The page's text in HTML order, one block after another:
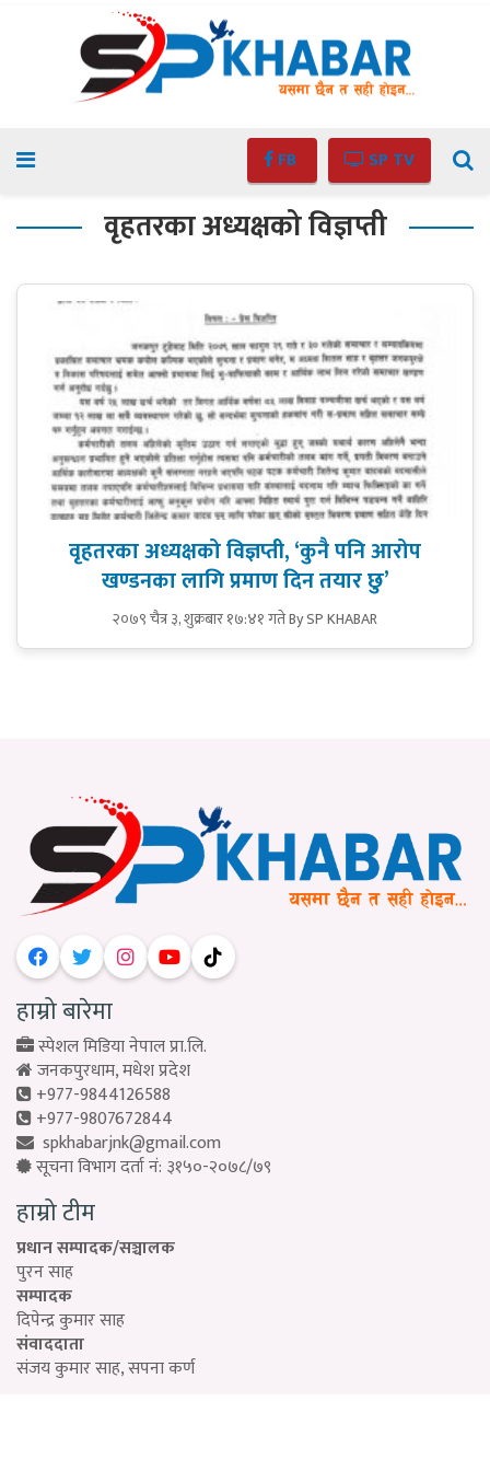
FB SP TV
वृहतरका अध्यक्षको विज्ञप्ती
वृहतरका अध्यक्षको विज्ञप्ती, ‘कुनै पनि आरोप
खण्डनका लागि प्रमाण दिन तयार छु’
२०७९ चैत्र ३, शुक्रबार १७:४१ गतेBy SP KHABAR
हाम्रो बारेमा
स्पेशल मिडिया नेपाल प्रा.लि.
जनकपुरधाम, मधेश प्रदेश
+977-9844126588
+977-9807672844
spkhabarjnk@gmail.com
सूचना विभाग दर्ता नं: ३१५०-२०७८/७९
हाम्रो टीम
प्रधान सम्पादक/सञ्चालक
पुरन साह
सम्पादक
दिपेन्द्र कुमार साह
संवाददाता
संजय कुमार साह, सपना कर्ण